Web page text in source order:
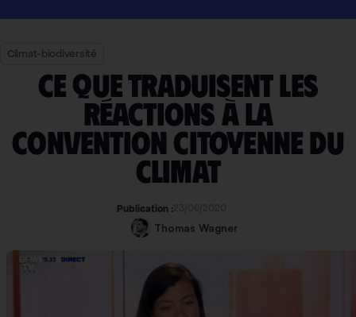
Climat-biodiversité
Ce que traduisent les
réactions à la
convention citoyenne du
climat
Publication :
Thomas Wagner